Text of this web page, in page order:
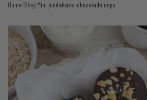
Home/Blog/Mini pindakaas-chocolade cups